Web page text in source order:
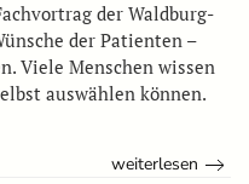
der Waldburg-
der Patienten –
Viele Menschen wissen
auswählen können.
weiterlesen